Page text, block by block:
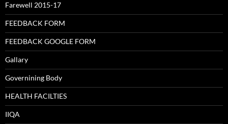
Farewell 2015-17
FEEDBACK FORM
FEEDBACK GOOGLE FORM
Gallary
Governining Body
HEALTH FACILTIES
IIQA